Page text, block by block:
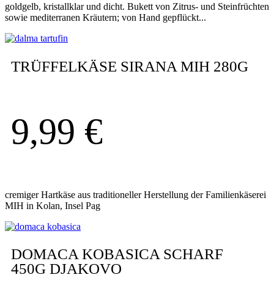
goldgelb, kristallklar und dicht. Bukett von Zitrus- und Steinfrüchten
sowie mediterranen Kräutern; von Hand gepflückt...
TRÜFFELKÄSE SIRANA MIH 280G
9,99 €
cremiger Hartkäse aus traditioneller Herstellung der Familienkäserei
MIH in Kolan, Insel Pag
DOMACA KOBASICA SCHARF
450G DJAKOVO